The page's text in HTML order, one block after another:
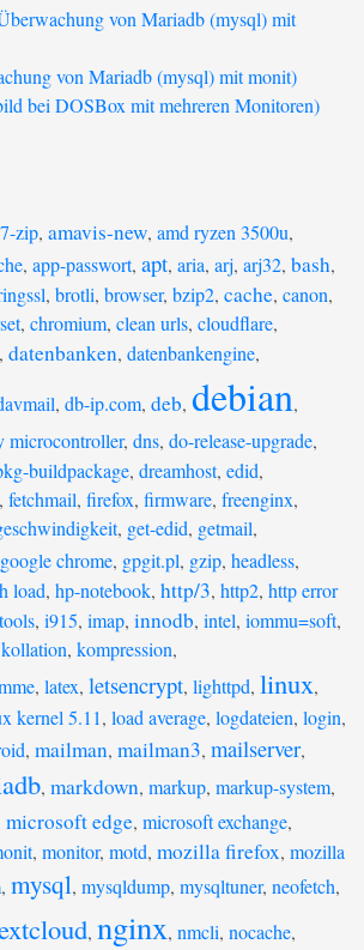
von Mariadb (mysql) mit
von Mariadb (mysql) mit monit)
bei DOSBox mit mehreren Monitoren)
7-zip, amavis-new, amd ryzen 3500u,
, app-passwort, apt, aria, arj, arj32, bash,
, brotli, browser, bzip2, cache, canon,
, chromium, clean urls, cloudflare,
, datenbanken, datenbankengine,
, db-ip.com, deb, debian,
microcontroller, dns, do-release-upgrade,
buildpackage, dreamhost, edid,
, fetchmail, firefox, firmware, freenginx,
, get-edid, getmail,
google chrome, gpgit.pl, gzip, headless,
load, hp-notebook, http/3, http2, http error
, i915, imap, innodb, intel, iommu=soft,
kollation, kompression,
, latex, letsencrypt, lighttpd, linux,
kernel 5.11, load average, logdateien, login,
, mailman, mailman3, mailserver,
, markdown, markup, markup-system,
microsoft edge, microsoft exchange,
, monitor, motd, mozilla firefox, mozilla
, mysql, mysqldump, mysqltuner, neofetch,
, nginx, nmcli, nocache,